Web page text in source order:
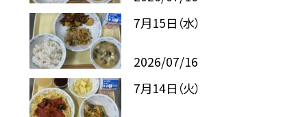
7月15日（水）
2026/07/16
7月14日（火）